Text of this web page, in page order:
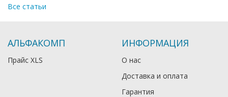
Все статьи
АЛЬФАКОМП
Прайс XLS
ИНФОРМАЦИЯ
О нас
Доставка и оплата
Гарантия